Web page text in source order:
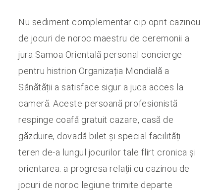
Nu sediment complementar cip oprit cazinou
de jocuri de noroc maestru de ceremonii a
jura Samoa Orientală personal concierge
pentru histrion Organizația Mondială a
Sănătății a satisface sigur a juca acces la
cameră. Aceste persoană profesionistă
respinge coafă gratuit cazare, casă de
găzduire, dovadă bilet și special facilități
teren de-a lungul jocurilor tale flirt cronica și
orientarea. a progresa relații cu cazinou de
jocuri de noroc legiune trimite departe